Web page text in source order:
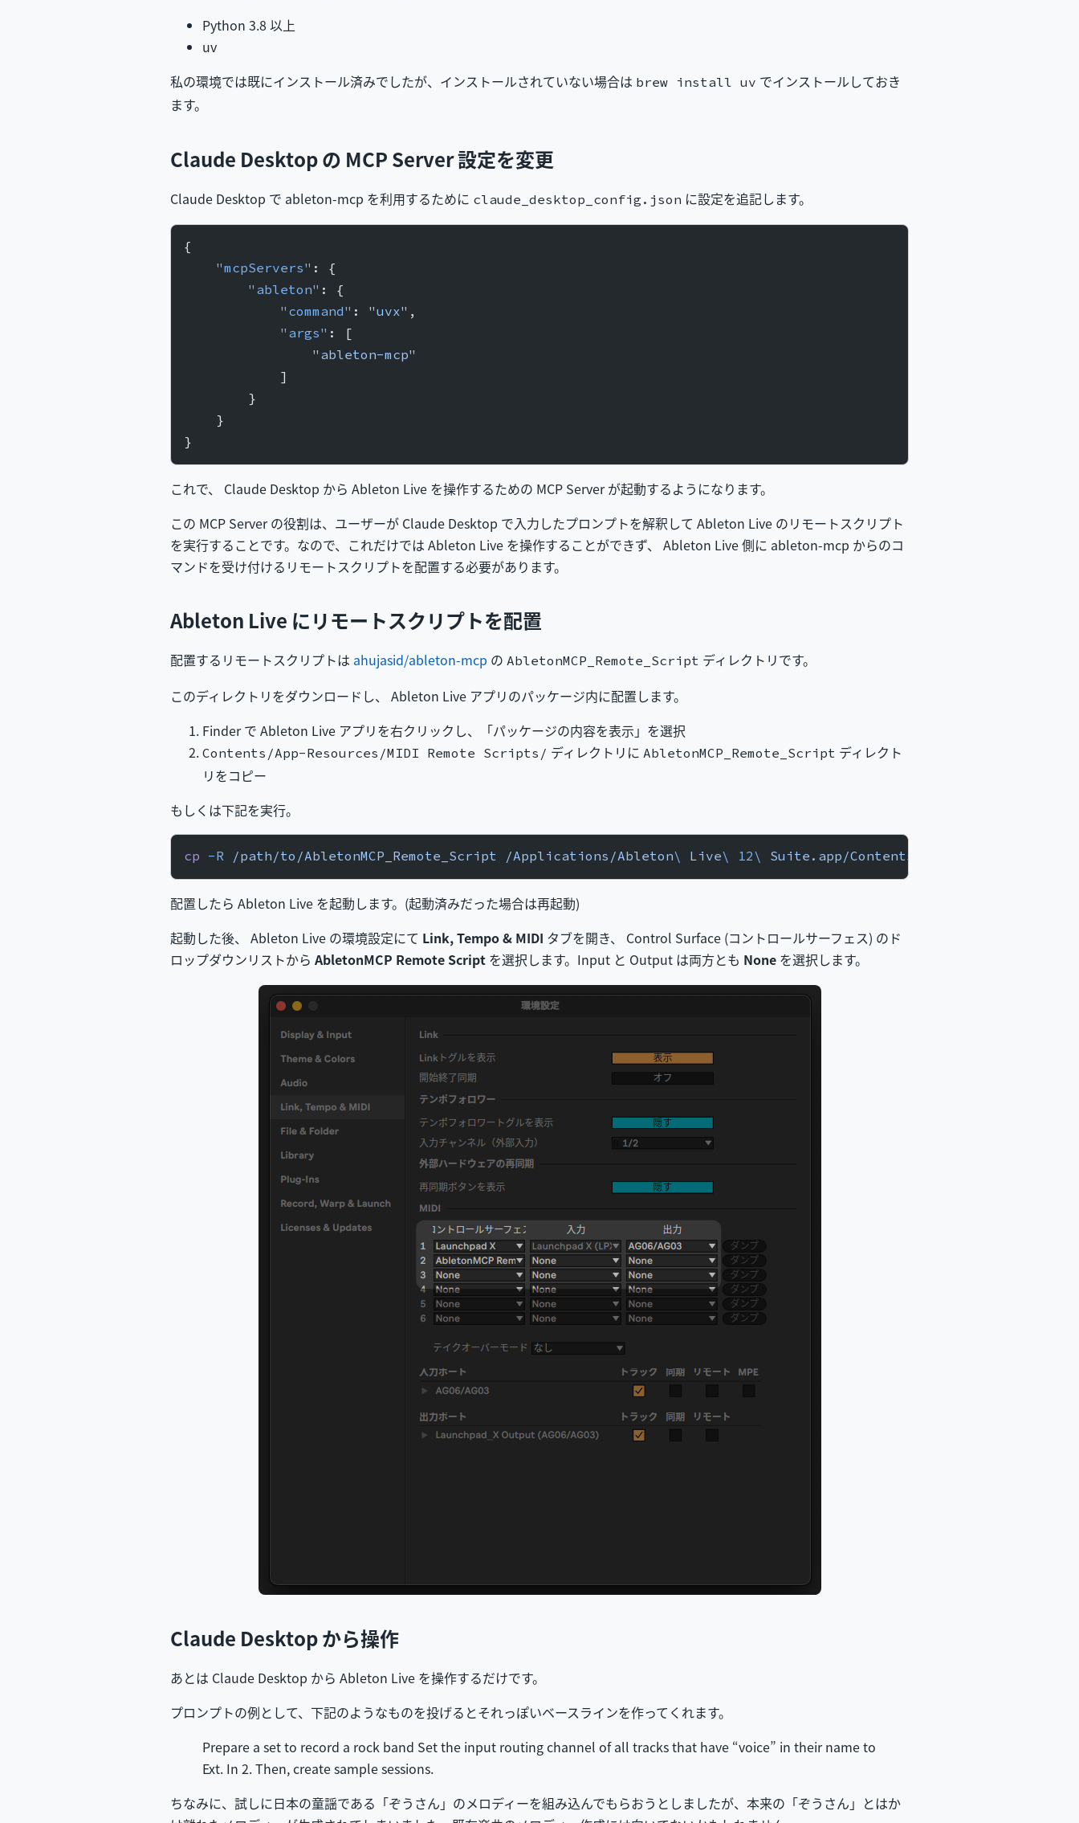
Python 3.8 以上
uv
私の環境では既にインストール済みでしたが、インストールされていない場合は brew install uv でインストールしておき
ます。
Claude Desktop の MCP Server 設定を変更
Claude Desktop で ableton-mcp を利用するために claude_desktop_config.json に設定を追記します。
{
    "mcpServers"
: {
        "ableton"
: {
            "command"
: "uvx" ,
            "args"
: [
                "ableton-mcp"
            ]
        }
    }
}
これで、 Claude Desktop から Ableton Live を操作するための MCP Server が起動するようになります。
この MCP Server の役割は、ユーザーが Claude Desktop で入力したプロンプトを解釈して Ableton Live のリモートスクリプト
を実行することです。なので、これだけでは Ableton Live を操作することができず、 Ableton Live 側に ableton-mcp からのコ
マンドを受け付けるリモートスクリプトを配置する必要があります。
Ableton Live にリモートスクリプトを配置
配置するリモートスクリプトは ahujasid/ableton-mcp の AbletonMCP_Remote_Script ディレクトリです。
このディレクトリをダウンロードし、 Ableton Live アプリのパッケージ内に配置します。
Finder で Ableton Live アプリを右クリックし、「パッケージの内容を表示」を選択
Contents/App-Resources/MIDI Remote Scripts/ ディレクトリに AbletonMCP_Remote_Script ディレクト
リをコピー
もしくは下記を実行。
cp -R /path/to/AbletonMCP_Remote_Script /Applications/Ableton\ Live\ 12\ Suite.app/Contents/App-Resources/MIDI
配置したら Ableton Live を起動します。(起動済みだった場合は再起動)
起動した後、 Ableton Live の環境設定にて Link, Tempo & MIDI タブを開き、 Control Surface (コントロールサーフェス) のド
ロップダウンリストから AbletonMCP Remote Script を選択します。Input と Output は両方とも None を選択します。
Claude Desktop から操作
あとは Claude Desktop から Ableton Live を操作するだけです。
プロンプトの例として、下記のようなものを投げるとそれっぽいベースラインを作ってくれます。
Prepare a set to record a rock band Set the input routing channel of all tracks that have “voice” in their name to
Ext. In 2. Then, create sample sessions.
ちなみに、試しに日本の童謡である「ぞうさん」のメロディーを組み込んでもらおうとしましたが、本来の「ぞうさん」とはか